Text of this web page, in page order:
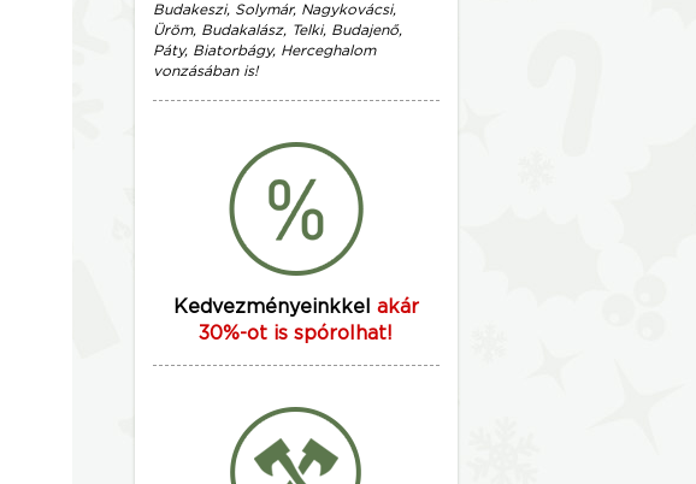
Budakeszi, Solymár, Nagykovácsi,
Üröm, Budakalász, Telki, Budajenő,
Páty, Biatorbágy, Herceghalom
vonzásában is!
Kedvezményeinkkel akár
30%-ot is spórolhat!